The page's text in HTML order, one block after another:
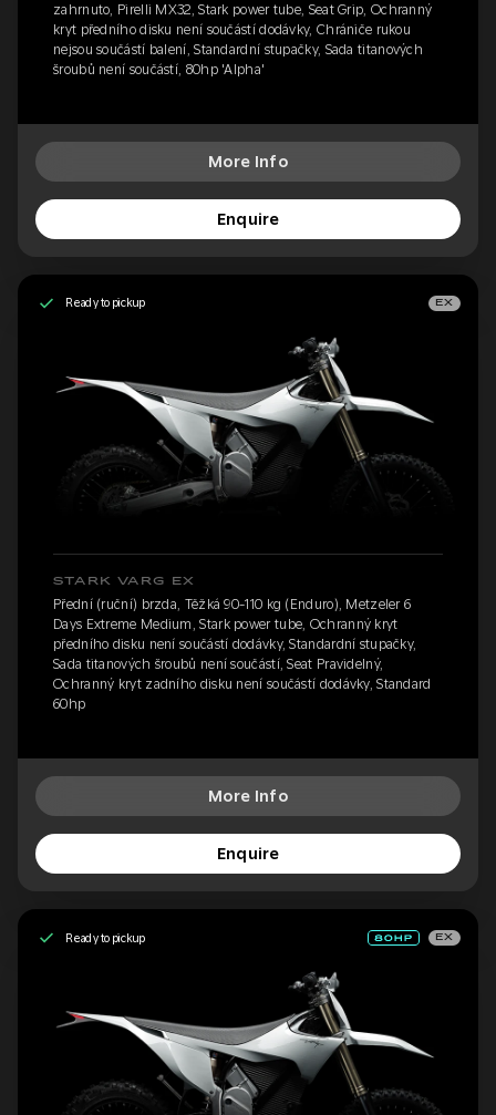
zahrnuto, Pirelli MX32, Stark power tube, Seat Grip, Ochranný
kryt předního disku není součástí dodávky, Chrániče rukou
nejsou součástí balení, Standardní stupačky, Sada titanových
šroubů není součástí, 80hp 'Alpha'
More Info
Enquire
Ready to pickup EX
STARK VARG EX
Přední (ruční) brzda, Těžká 90-110 kg (Enduro), Metzeler 6
Days Extreme Medium, Stark power tube, Ochranný kryt
předního disku není součástí dodávky, Standardní stupačky,
Sada titanových šroubů není součástí, Seat Pravidelný,
Ochranný kryt zadního disku není součástí dodávky, Standard
60hp
More Info
Enquire
Ready to pickup EX